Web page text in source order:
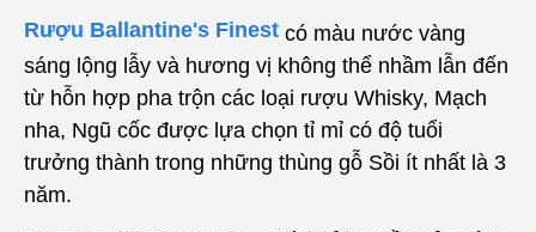
Rượu Ballantine's Finest có màu nước vàng
sáng lộng lẫy và hương vị không thể nhầm lẫn đến
từ hỗn hợp pha trộn các loại rượu Whisky, Mạch
nha, Ngũ cốc được lựa chọn tỉ mỉ có độ tuổi
trưởng thành trong những thùng gỗ Sồi ít nhất là 3
năm.